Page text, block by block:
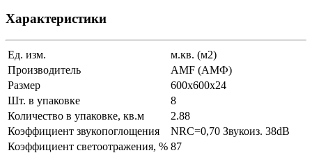
Характеристики
Ед. изм.
м.кв. (м2)
Производитель
AMF (АМФ)
Размер
600х600х24
Шт. в упаковке
8
Количество в упаковке, кв.м
2.88
Коэффициент звукопоглощения
NRC=0,70 Звукоиз. 38dB
Коэффициент светоотражения, % 87